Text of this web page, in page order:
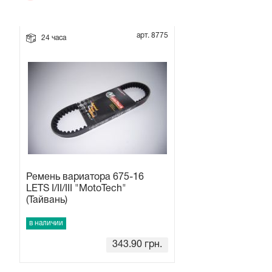
Элементы управления, тросики на мотоблок
24 часа арт. 8775
Ремень вариатора 675-16
LETS I/II/III "MotoTech"
(Тайвань)
в наличии
343.90 грн.